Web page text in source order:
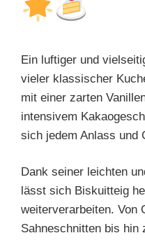
Ein luftiger und
vieler klassischer
mit einer zarten
intensivem
sich jedem Anlass und
Dank seiner leichten
lässt sich Biskuitteig
weiterverarbeiten. Von
Sahneschnitten bis hin